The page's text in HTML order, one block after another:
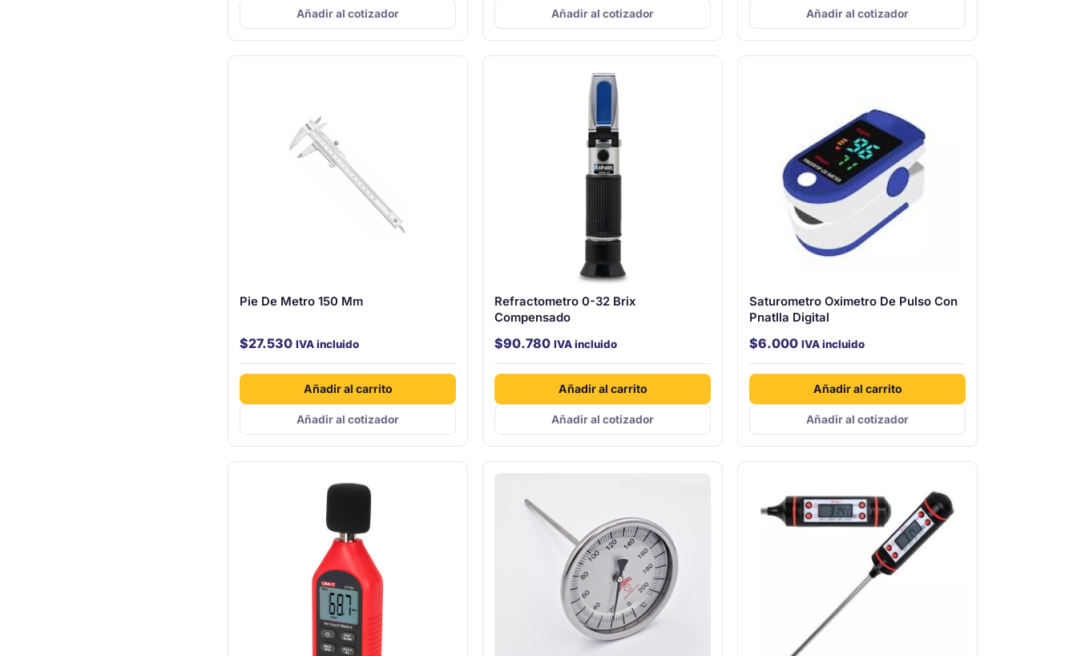
Añadir al cotizador Añadir al cotizador Añadir al cotizador
Pie De Metro 150 Mm
$27.530 IVA incluido
Añadir al carrito
Añadir al cotizador
Refractometro 0-32 Brix
Compensado
$90.780 IVA incluido
Añadir al carrito
Añadir al cotizador
Saturometro Oximetro De Pulso Con
Pnatlla Digital
$6.000 IVA incluido
Añadir al carrito
Añadir al cotizador